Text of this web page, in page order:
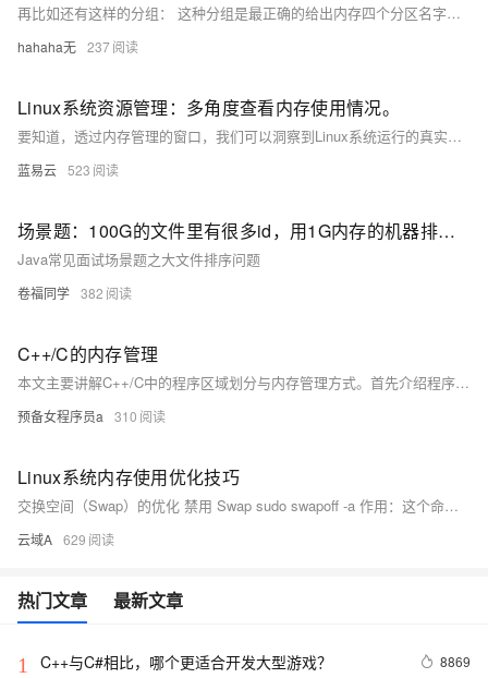
再比如还有这样的分组： 这种分组是最正确的给出内存四个分区名字：栈区、堆区、全局区（俗话也叫静态变量区）、代码区（也叫代码段）（代码段又分很多种，比如常量区）当然也会看到别的定义如：两者都正确，记那个都选，我选择的是第一个。再比如还有这样的分组： 这种分组是最正确的答案分别是 C C C A A A A A D A B。
hahaha无 237
Linux系统资源管理：多角度查看内存使用情况。
要知道，透过内存管理的窗口，我们可以洞察到Linux系统运行的真实身姿，如同解剖学家透过微观镜，洞察生命的奥秘。记住，不要惧怕那些高深的命令和参数，他们只是你掌握系统"魔法棒"的钥匙，熟练掌握后，你就可以骄傲地说：Linux，我来了！
蓝易云 523
场景题：100G的文件里有很多id，用1G内存的机器排序，怎么做？
Java常见面试场景题之大文件排序问题
卷福同学 382
C++/C的内存管理
本文主要讲解C++/C中的程序区域划分与内存管理方式。首先介绍程序区域，包括栈（存储局部变量等，向下增长）、堆（动态内存分配，向上分配）、数据段（存储静态和全局变量）及代码段（存放可执行代码）。接着探讨C++内存管理，new/delete操作符相比C语言的malloc/free更强大，支持对象构造与析构。还深入解析了new/delete的实现原理、定位new表达式以及二者与malloc/free的区别。最后附上一句鸡汤激励大家行动缓解焦虑。
预备女程序员a 310
Linux系统内存使用优化技巧
交换空间（Swap）的优化 禁用 Swap sudo swapoff -a 作用：这个命令会禁用系统中所有的 Swap 空间。swapoff 命令用于关闭 Swap 空间，-a 参数表示关闭 /etc/fstab 文件中配置的所有 Swap 空间。 使用场景：在高性能应用场景下，比如数据库服务器或高性能计算服务器，禁用 Swap 可以减少磁盘 I/O，提高系统性能。
云域A 629
热门文章 最新文章
1 C++与C#相比，哪个更适合开发大型游戏？ 8869